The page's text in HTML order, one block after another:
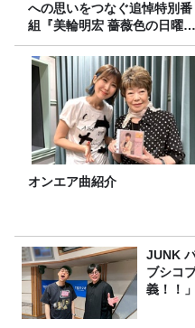
への思いをつなぐ追悼特別番
組『美輪明宏 薔薇色の日曜日
～ごきげんよう、ルンルン
～』8/9（日）16時放送
オンエア曲紹介
JUNK バナナマン「番組初登場！平成ノ
ブシコ
義！！」